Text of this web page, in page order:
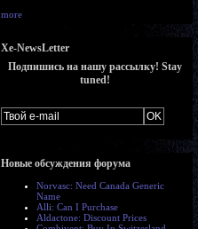
more
Xe-NewsLetter
Подпишись на нашу рассылку! Stay
tuned!
Новые обсуждения форума
Norvasc: Need Canada Generic
Name
Alli: Can I Purchase
Aldactone: Discount Prices